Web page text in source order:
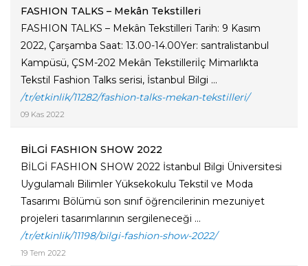
FASHION TALKS – Mekân Tekstilleri
FASHION TALKS – Mekân Tekstilleri Tarih: 9 Kasım
2022, Çarşamba Saat: 13.00-14.00Yer: santralistanbul
Kampüsü, ÇSM-202 Mekân Tekstilleriİç Mimarlıkta
Tekstil Fashion Talks serisi, İstanbul Bilgi ...
/tr/etkinlik/11282/fashion-talks-mekan-tekstilleri/
09 Kas 2022
BİLGİ FASHION SHOW 2022
BİLGİ FASHION SHOW 2022 İstanbul Bilgi Üniversitesi
Uygulamalı Bilimler Yüksekokulu Tekstil ve Moda
Tasarımı Bölümü son sınıf öğrencilerinin mezuniyet
projeleri tasarımlarının sergileneceği ...
/tr/etkinlik/11198/bilgi-fashion-show-2022/
19 Tem 2022